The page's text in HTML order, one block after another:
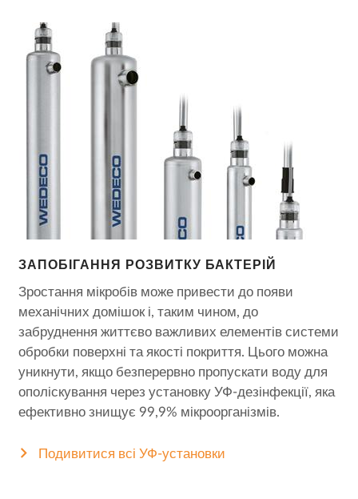
ЗАПОБІГАННЯ РОЗВИТКУ БАКТЕРІЙ
Зростання мікробів може привести до появи
механічних домішок і, таким чином, до
забруднення життєво важливих елементів системи
обробки поверхні та якості покриття. Цього можна
уникнути, якщо безперервно пропускати воду для
ополіскування через установку УФ-дезінфекції, яка
ефективно знищує 99,9% мікроорганізмів.
Подивитися всі УФ-установки